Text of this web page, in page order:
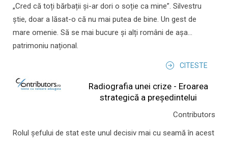
„Cred că toți bărbații și-ar dori o soție ca mine”. Silvestru
știe, doar a lăsat-o că nu mai putea de bine. Un gest de
mare omenie. Să se mai bucure și alți români de așa...
patrimoniu național.
CITESTE
Radiografia unei crize - Eroarea
strategică a președintelui
Contributors
Rolul şefului de stat este unul decisiv mai cu seamă în acest